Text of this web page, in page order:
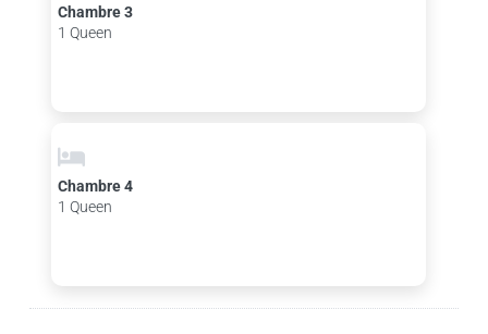
Chambre 3
1 Queen
Chambre 4
1 Queen